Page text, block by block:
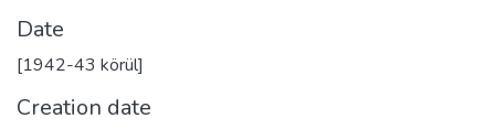
Date
[1942-43 körül]
Creation date